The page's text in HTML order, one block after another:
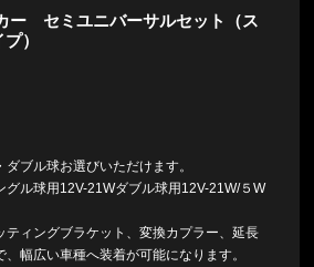
ー セミユニバーサルセット（ス
）
ブル球お選びいただけます。
ル球用12V-21Wダブル球用12V-21W/５W
ティングブラケット、変換カプラー、延長
幅広い車種へ装着が可能になります。